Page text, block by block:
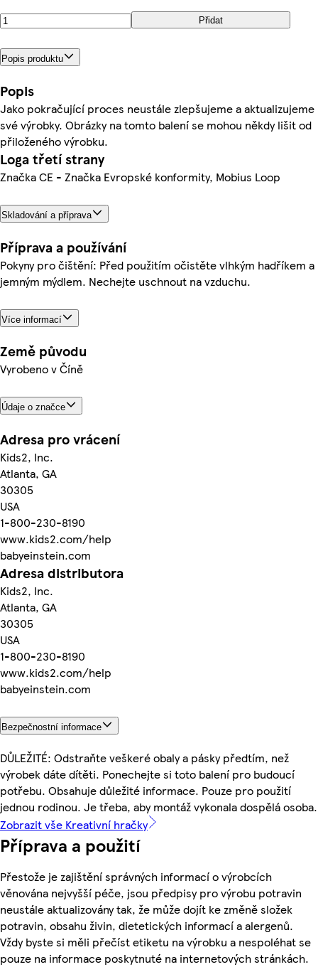
Přidat
Popis produktu
Popis
Jako pokračující proces neustále zlepšujeme a aktualizujeme
své výrobky. Obrázky na tomto balení se mohou někdy lišit od
přiloženého výrobku.
Loga třetí strany
Značka CE - Značka Evropské konformity, Mobius Loop
Skladování a příprava
Příprava a používání
Pokyny pro čištění: Před použitím očistěte vlhkým hadříkem a
jemným mýdlem. Nechejte uschnout na vzduchu.
Více informací
Země původu
Vyrobeno v Číně
Údaje o značce
Adresa pro vrácení
Kids2, Inc.
Atlanta, GA
30305
USA
1-800-230-8190
www.kids2.com/help
babyeinstein.com
Adresa distributora
Kids2, Inc.
Atlanta, GA
30305
USA
1-800-230-8190
www.kids2.com/help
babyeinstein.com
Bezpečnostní informace
DŮLEŽITÉ: Odstraňte veškeré obaly a pásky předtím, než
výrobek dáte dítěti. Ponechejte si toto balení pro budoucí
potřebu. Obsahuje důležité informace. Pouze pro použití
jednou rodinou. Je třeba, aby montáž vykonala dospělá osoba.
Zobrazit vše Kreativní hračky
Příprava a použití
Přestože je zajištění správných informací o výrobcích
věnována nejvyšší péče, jsou předpisy pro výrobu potravin
neustále aktualizovány tak, že může dojít ke změně složek
potravin, obsahu živin, dietetických informací a alergenů.
Vždy byste si měli přečíst etiketu na výrobku a nespoléhat se
pouze na informace poskytnuté na internetových stránkách.